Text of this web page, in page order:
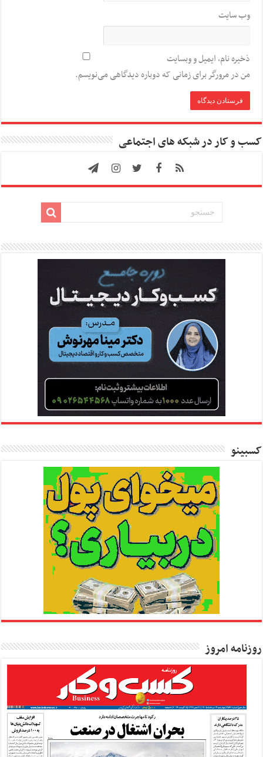
وب‌ سایت
ذخیره نام، ایمیل و وبسایت
من در مرورگر برای زمانی که دوباره دیدگاهی می‌نویسم.
کسب و کار در شبکه های اجتماعی
کسبینو
روزنامه امروز